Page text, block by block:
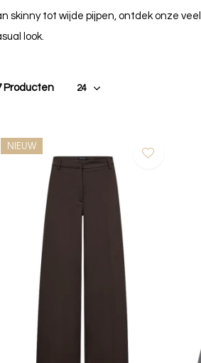
skinny tot wijde pijpen, ontdek onze
look.
Producten
NIEUW